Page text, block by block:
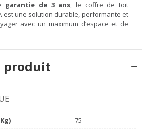
garantie de 3 ans, le coffre de toit
est une solution durable, performante et
avec un maximum d’espace et de
produit
75